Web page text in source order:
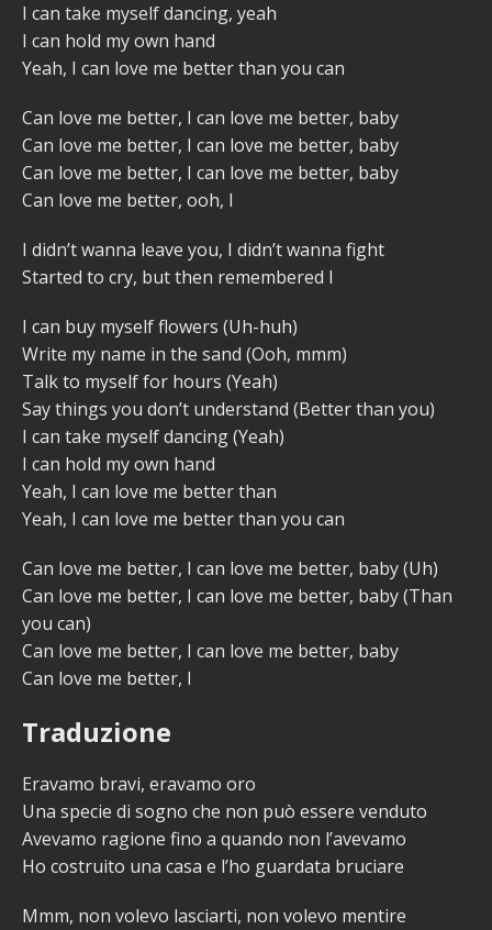
I can take myself dancing, yeah
I can hold my own hand
Yeah, I can love me better than you can
Can love me better, I can love me better, baby
Can love me better, I can love me better, baby
Can love me better, I can love me better, baby
Can love me better, ooh, I
I didn’t wanna leave you, I didn’t wanna fight
Started to cry, but then remembered I
I can buy myself flowers (Uh-huh)
Write my name in the sand (Ooh, mmm)
Talk to myself for hours (Yeah)
Say things you don’t understand (Better than you)
I can take myself dancing (Yeah)
I can hold my own hand
Yeah, I can love me better than
Yeah, I can love me better than you can
Can love me better, I can love me better, baby (Uh)
Can love me better, I can love me better, baby (Than
you can)
Can love me better, I can love me better, baby
Can love me better, I
Traduzione
Eravamo bravi, eravamo oro
Una specie di sogno che non può essere venduto
Avevamo ragione fino a quando non l’avevamo
Ho costruito una casa e l’ho guardata bruciare
Mmm, non volevo lasciarti, non volevo mentire